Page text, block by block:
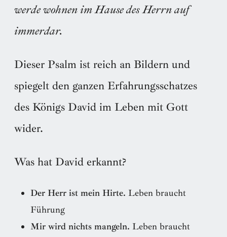
werde wohnen im Hause des Herrn auf
immerdar.
Dieser Psalm ist reich an Bildern und
spiegelt den ganzen Erfahrungsschatzes
des Königs David im Leben mit Gott
wider.
Was hat David erkannt?
Der Herr ist mein Hirte. Leben braucht
Führung
Mir wird nichts mangeln. Leben braucht